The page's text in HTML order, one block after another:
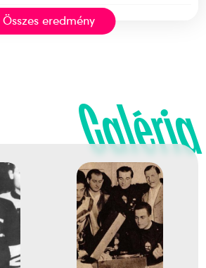
1936. feb.
játékok
Gergely András
Helmeczi Frigyes József
Minder Sándor
Antal
Róna László
Összes eredmény
Galéria